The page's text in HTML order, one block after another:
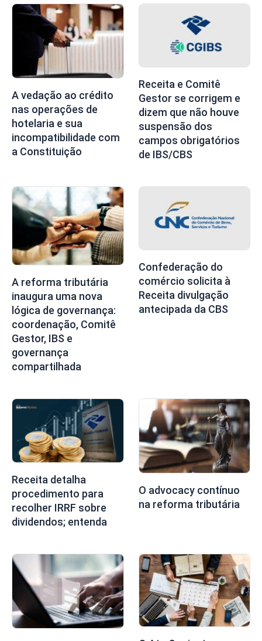
A vedação ao crédito
nas operações de
hotelaria e sua
incompatibilidade com
a Constituição
Receita e Comitê
Gestor se corrigem e
dizem que não houve
suspensão dos
campos obrigatórios
de IBS/CBS
A reforma tributária
inaugura uma nova
lógica de governança:
coordenação, Comitê
Gestor, IBS e
governança
compartilhada
Confederação do
comércio solicita à
Receita divulgação
antecipada da CBS
Receita detalha
procedimento para
recolher IRRF sobre
dividendos; entenda
O advocacy contínuo
na reforma tributária